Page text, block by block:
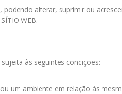
podendo alterar, suprimir ou
WEB.
às seguintes condições:
um ambiente em relação às